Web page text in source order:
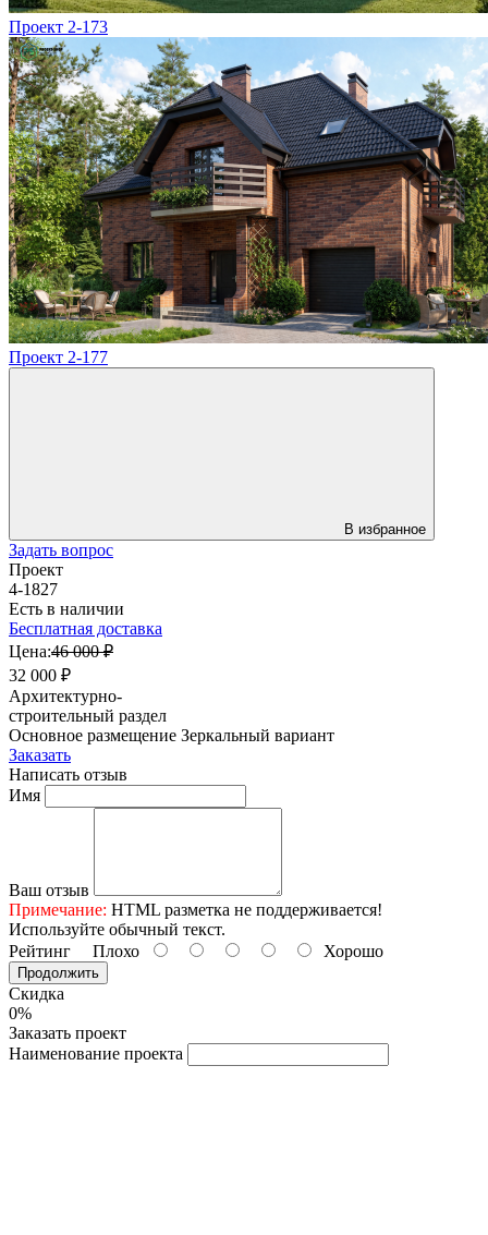
Проект 2-173
Проект 2-177
В избранное
Задать вопрос
Проект
4-1827
Есть в наличии
Бесплатная доставка
Цена:46 000 ₽
32 000 ₽
Архитектурно-
строительный раздел
Основное размещение Зеркальный вариант
Заказать
Написать отзыв
Имя
Ваш отзыв
Примечание: HTML разметка не поддерживается!
Используйте обычный текст.
Рейтинг Плохо Хорошо
Продолжить
Скидка
0%
Заказать проект
Наименование проекта